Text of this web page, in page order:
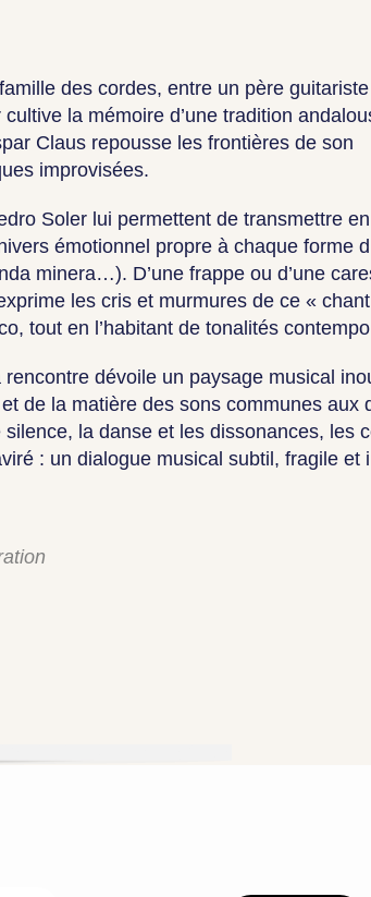
des cordes, entre un père
la mémoire d’une tradition
Claus repousse les frontières de son
improvisées.
Soler lui permettent de transmettre en
émotionnel propre à chaque forme
minera…). D’une frappe ou d’une
les cris et murmures de ce « chant
tout en l’habitant de tonalités
dévoile un paysage musical
de la matière des sons communes aux
la danse et les dissonances, les
: un dialogue musical subtil, fragile et